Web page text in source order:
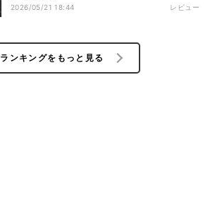
2026/05/21 18:44 レビュー
ランキングをもっと見る